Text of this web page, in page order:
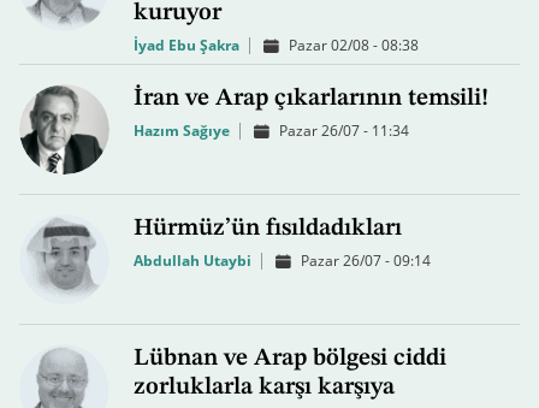
kuruyor
İyad Ebu Şakra Pazar 02/08 - 08:38
İran ve Arap çıkarlarının temsili!
Hazım Sağıye Pazar 26/07 - 11:34
Hürmüz’ün fısıldadıkları
Abdullah Utaybi Pazar 26/07 - 09:14
Lübnan ve Arap bölgesi ciddi
zorluklarla karşı karşıya